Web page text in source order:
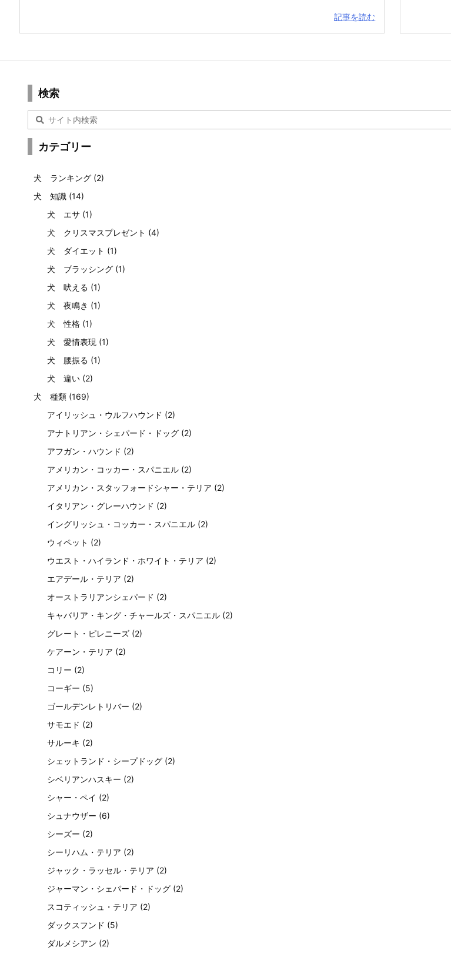
記事を読む
検索
カテゴリー
犬 ランキング (2)
犬 知識 (14)
犬 エサ (1)
犬 クリスマスプレゼント (4)
犬 ダイエット (1)
犬 ブラッシング (1)
犬 吠える (1)
犬 夜鳴き (1)
犬 性格 (1)
犬 愛情表現 (1)
犬 腰振る (1)
犬 違い (2)
犬 種類 (169)
アイリッシュ・ウルフハウンド (2)
アナトリアン・シェパード・ドッグ (2)
アフガン・ハウンド (2)
アメリカン・コッカー・スパニエル (2)
アメリカン・スタッフォードシャー・テリア (2)
イタリアン・グレーハウンド (2)
イングリッシュ・コッカー・スパニエル (2)
ウィペット (2)
ウエスト・ハイランド・ホワイト・テリア (2)
エアデール・テリア (2)
オーストラリアンシェパード (2)
キャバリア・キング・チャールズ・スパニエル (2)
グレート・ピレニーズ (2)
ケアーン・テリア (2)
コリー (2)
コーギー (5)
ゴールデンレトリバー (2)
サモエド (2)
サルーキ (2)
シェットランド・シープドッグ (2)
シベリアンハスキー (2)
シャー・ペイ (2)
シュナウザー (6)
シーズー (2)
シーリハム・テリア (2)
ジャック・ラッセル・テリア (2)
ジャーマン・シェパード・ドッグ (2)
スコティッシュ・テリア (2)
ダックスフンド (5)
ダルメシアン (2)